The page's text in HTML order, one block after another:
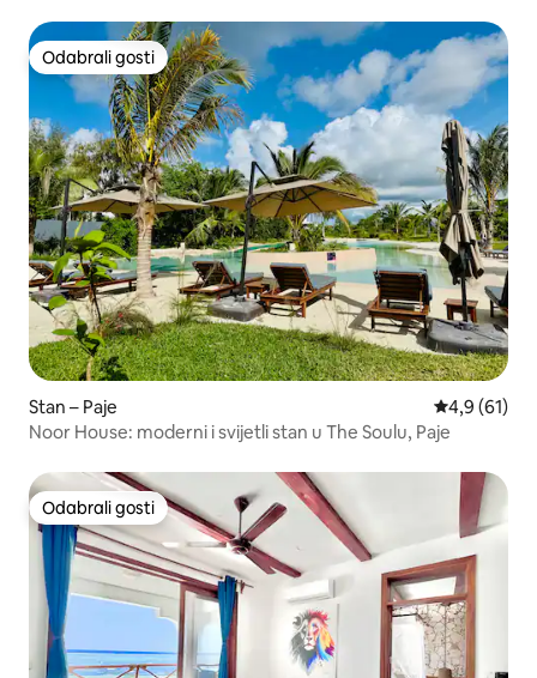
Odabrali gosti
Odabrali gosti
Stan – Paje Prosječna
4,9 (61)
Noor House: moderni i svijetli stan u The Soulu, Paje
Odabrali gosti
Odabrali gosti